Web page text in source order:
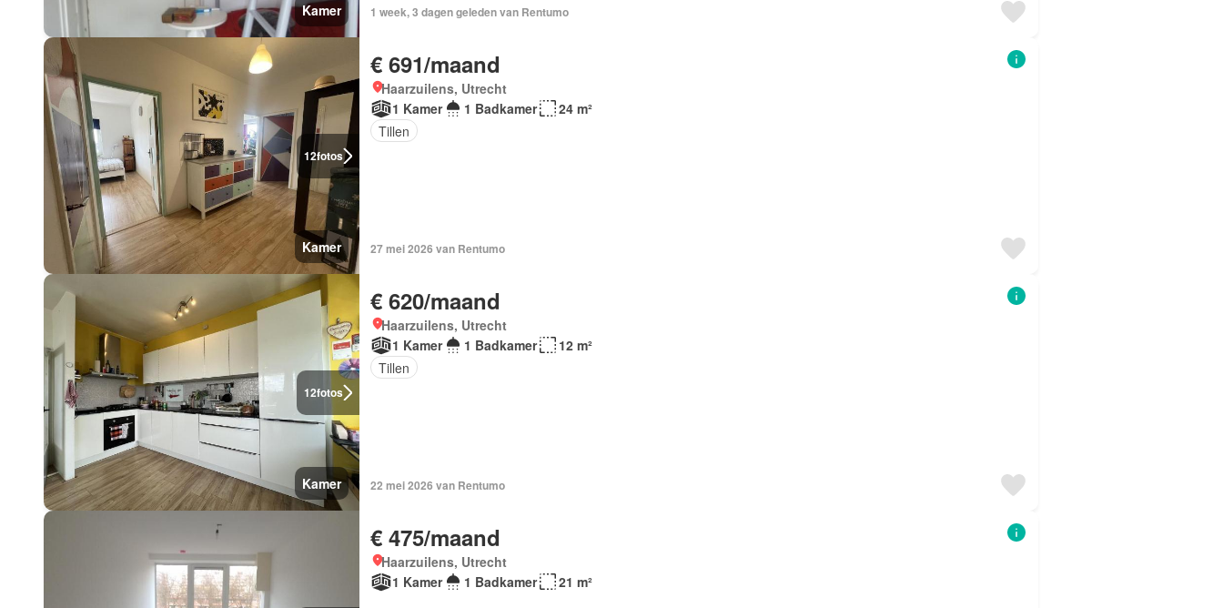
Kamer 1 week, 3 dagen geleden van Rentumo
12fotos
Kamer
€ 691/maand
Haarzuilens, Utrecht
1 Kamer
1 Badkamer
24 m²
Tillen
27 mei 2026 van Rentumo
12fotos
Kamer
€ 620/maand
Haarzuilens, Utrecht
1 Kamer
1 Badkamer
12 m²
Tillen
22 mei 2026 van Rentumo
€ 475/maand
Haarzuilens, Utrecht
1 Kamer
1 Badkamer 21 m²